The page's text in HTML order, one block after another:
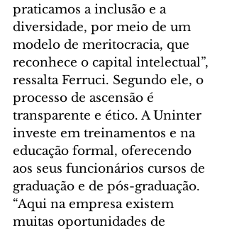
praticamos a inclusão e a
diversidade, por meio de um
modelo de meritocracia, que
reconhece o capital intelectual”,
ressalta Ferruci. Segundo ele, o
processo de ascensão é
transparente e ético. A Uninter
investe em treinamentos e na
educação formal, oferecendo
aos seus funcionários cursos de
graduação e de pós-graduação.
“Aqui na empresa existem
muitas oportunidades de